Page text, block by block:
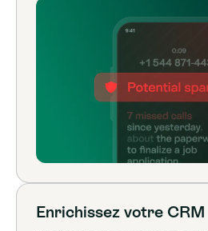
Enrichissez votre CRM